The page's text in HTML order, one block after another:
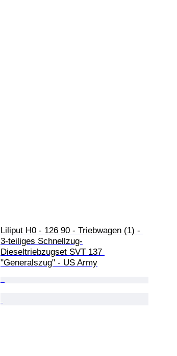
Liliput H0 - 126 90 - Triebwagen (1) -
3-teiliges Schnellzug-
Dieseltriebzugset SVT 137
"Generalszug" - US Army